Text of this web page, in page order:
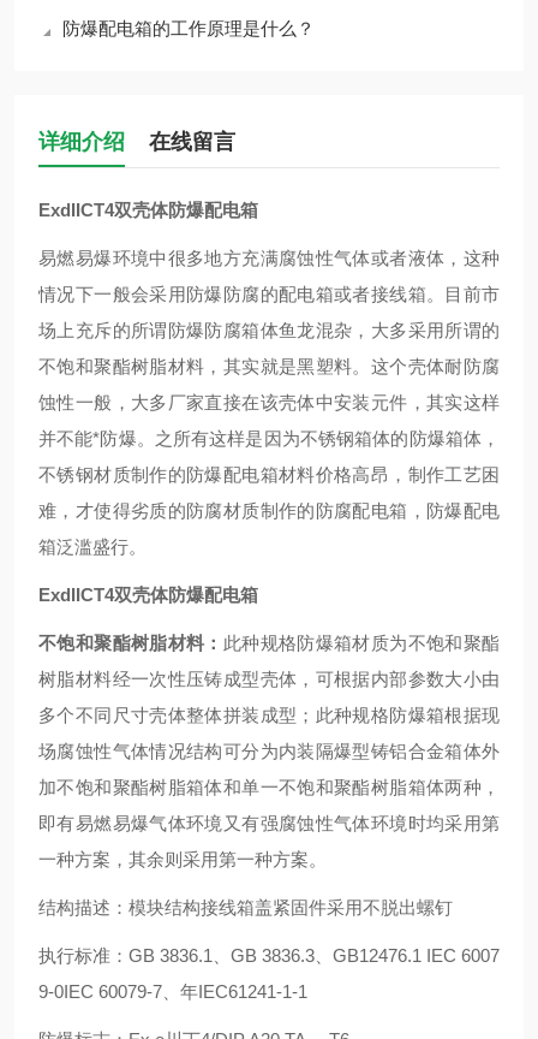
防爆配电箱的工作原理是什么？
详细介绍 在线留言
ExdIICT4双壳体防爆配电箱
易燃易爆环境中很多地方充满腐蚀性气体或者液体，这种
情况下一般会采用防爆防腐的配电箱或者接线箱。目前市
场上充斥的所谓防爆防腐箱体鱼龙混杂，大多采用所谓的
不饱和聚酯树脂材料，其实就是黑塑料。这个壳体耐防腐
蚀性一般，大多厂家直接在该壳体中安装元件，其实这样
并不能*防爆。之所有这样是因为不锈钢箱体的防爆箱体，
不锈钢材质制作的防爆配电箱材料价格高昂，制作工艺困
难，才使得劣质的防腐材质制作的防腐配电箱，防爆配电
箱泛滥盛行。
ExdIICT4双壳体防爆配电箱
不饱和聚酯树脂材料： 此种规格防爆箱材质为不饱和聚酯
树脂材料经一次性压铸成型壳体，可根据内部参数大小由
多个不同尺寸壳体整体拼装成型；此种规格防爆箱根据现
场腐蚀性气体情况结构可分为内装隔爆型铸铝合金箱体外
加不饱和聚酯树脂箱体和单一不饱和聚酯树脂箱体两种，
即有易燃易爆气体环境又有强腐蚀性气体环境时均采用第
一种方案，其余则采用第一种方案。
结构描述：模块结构接线箱盖紧固件采用不脱出螺钉
执行标准：GB 3836.1、GB 3836.3、GB12476.1 IEC 6007
9-0IEC 60079-7、年IEC61241-1-1